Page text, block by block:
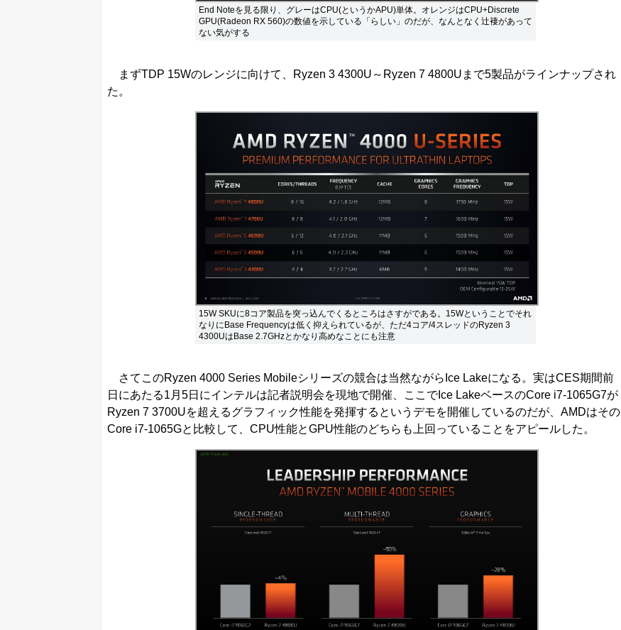
End Noteを見る限り、グレーはCPU(というかAPU)単体。オレンジはCPU+Discrete
GPU(Radeon RX 560)の数値を示している「らしい」のだが、なんとなく辻褄があって
ない気がする
まずTDP 15Wのレンジに向けて、Ryzen 3 4300U～Ryzen 7 4800Uまで5製品がラインナップされ
た。
15W SKUに8コア製品を突っ込んでくるところはさすがである。15Wということでそれ
なりにBase Frequencyは低く抑えられているが、ただ4コア/4スレッドのRyzen 3
4300UはBase 2.7GHzとかなり高めなことにも注意
さてこのRyzen 4000 Series Mobileシリーズの競合は当然ながらIce Lakeになる。実はCES期間前
日にあたる1月5日にインテルは記者説明会を現地で開催、ここでIce LakeベースのCore i7-1065G7が
Ryzen 7 3700Uを超えるグラフィック性能を発揮するというデモを開催しているのだが、AMDはその
Core i7-1065Gと比較して、CPU性能とGPU性能のどちらも上回っていることをアピールした。